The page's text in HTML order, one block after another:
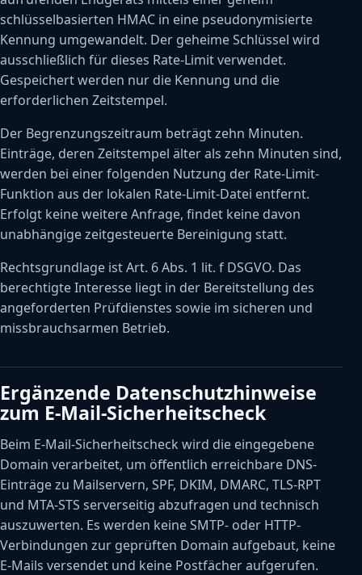
schlüsselbasierten HMAC in eine pseudonymisierte
Kennung umgewandelt. Der geheime Schlüssel wird
ausschließlich für dieses Rate-Limit verwendet.
Gespeichert werden nur die Kennung und die
erforderlichen Zeitstempel.
Der Begrenzungszeitraum beträgt zehn Minuten.
Einträge, deren Zeitstempel älter als zehn Minuten sind,
werden bei einer folgenden Nutzung der Rate-Limit-
Funktion aus der lokalen Rate-Limit-Datei entfernt.
Erfolgt keine weitere Anfrage, findet keine davon
unabhängige zeitgesteuerte Bereinigung statt.
Rechtsgrundlage ist Art. 6 Abs. 1 lit. f DSGVO. Das
berechtigte Interesse liegt in der Bereitstellung des
angeforderten Prüfdienstes sowie im sicheren und
missbrauchsarmen Betrieb.
Ergänzende Datenschutzhinweise
zum E-Mail-Sicherheitscheck
Beim E-Mail-Sicherheitscheck wird die eingegebene
Domain verarbeitet, um öffentlich erreichbare DNS-
Einträge zu Mailservern, SPF, DKIM, DMARC, TLS-RPT
und MTA-STS serverseitig abzufragen und technisch
auszuwerten. Es werden keine SMTP- oder HTTP-
Verbindungen zur geprüften Domain aufgebaut, keine
E-Mails versendet und keine Postfächer aufgerufen.